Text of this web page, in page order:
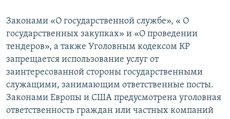
Законами «О государственной службе», « О
государственных закупках» и «О проведении
тендеров», а также Уголовным кодексом КР
запрещается использование услуг от
заинтересованной стороны государственными
служащими, занимающим ответственные посты.
Законами Европы и США предусмотрена уголовная
ответственность граждан или частных компаний